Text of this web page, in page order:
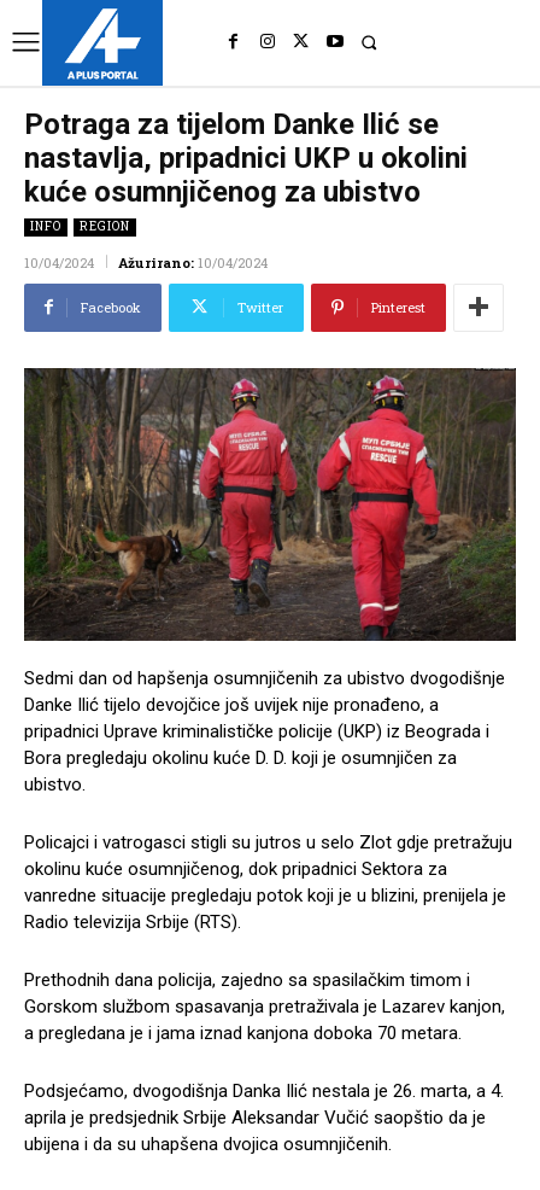
Potraga za tijelom Danke Ilić se
nastavlja, pripadnici UKP u okolini
kuće osumnjičenog za ubistvo
INFO REGION
10/04/2024 Ažurirano: 10/04/2024
Facebook Twitter Pinterest
Sedmi dan od hapšenja osumnjičenih za ubistvo dvogodišnje
Danke Ilić tijelo devojčice još uvijek nije pronađeno, a
pripadnici Uprave kriminalističke policije (UKP) iz Beograda i
Bora pregledaju okolinu kuće D. D. koji je osumnjičen za
ubistvo.
Policajci i vatrogasci stigli su jutros u selo Zlot gdje pretražuju
okolinu kuće osumnjičenog, dok pripadnici Sektora za
vanredne situacije pregledaju potok koji je u blizini, prenijela je
Radio televizija Srbije (RTS).
Prethodnih dana policija, zajedno sa spasilačkim timom i
Gorskom službom spasavanja pretraživala je Lazarev kanjon,
a pregledana je i jama iznad kanjona doboka 70 metara.
Podsjećamo, dvogodišnja Danka Ilić nestala je 26. marta, a 4.
aprila je predsjednik Srbije Aleksandar Vučić saopštio da je
ubijena i da su uhapšena dvojica osumnjičenih.